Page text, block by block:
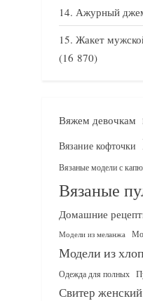
Ажурный
Жакет
(16 870)
Вяжем девочкам
Вязание кофточки
Вязаные модели с
Вязаные
Домашние
Модели из меланжа
Модели из
Одежда для полных
Свитер женский